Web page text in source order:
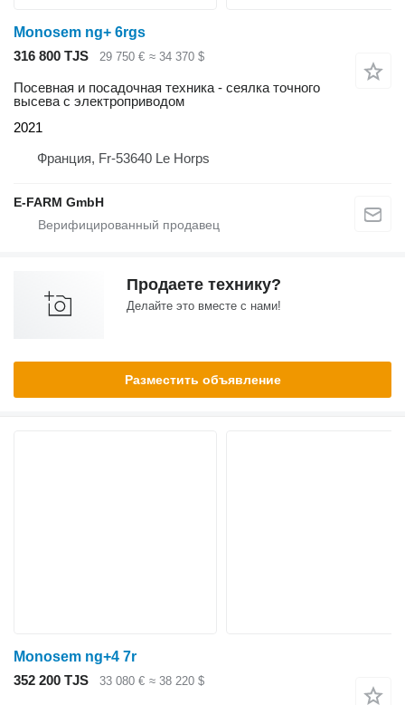
Monosem ng+ 6rgs
316 800 TJS
29 750 € ≈ 34 370 $
Посевная и посадочная техника - сеялка точного
высева с электроприводом
2021
Франция, Fr-53640 Le Horps
E-FARM GmbH
Продаете технику?
Делайте это вместе с нами!
Разместить объявление
Monosem ng+4 7r
352 200 TJS
33 080 € ≈ 38 220 $